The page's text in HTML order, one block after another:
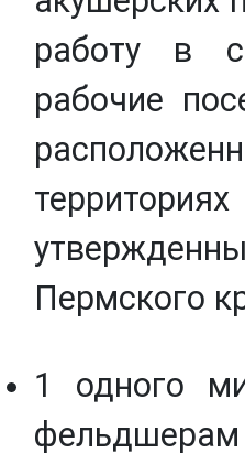
работу в
рабочие
Пермского
1 одного
фельдшерам